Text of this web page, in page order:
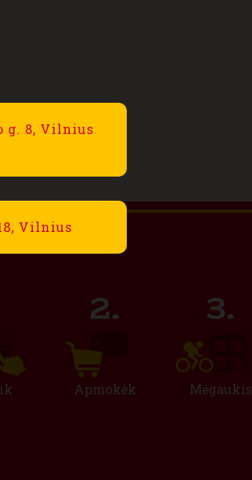
g. 8, Vilnius
Vilnius
Apmokėk Mėgaukis